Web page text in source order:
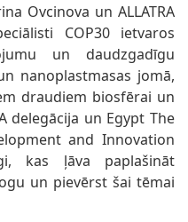
Ovcinova un ALLATRA
COP30 ietvaros
un daudzgadīgu
nanoplastmasas jomā,
draudiem biosfērai un
delegācija un Egypt The
and Innovation
kas ļāva paplašināt
un pievērst šai tēmai